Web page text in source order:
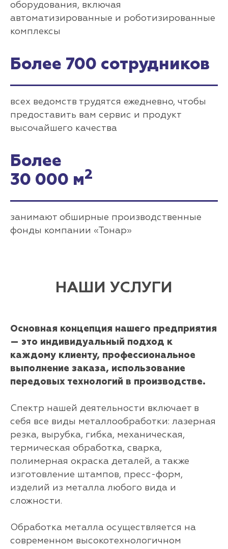
оборудования, включая
автоматизированные и роботизированные
комплексы
Более 700 сотрудников
всех ведомств трудятся ежедневно, чтобы
предоставить вам сервис и продукт
высочайшего качества
Более
30 000 м2
занимают обширные производственные
фонды компании «Тонар»
НАШИ УСЛУГИ
Основная концепция нашего предприятия
— это индивидуальный подход к
каждому клиенту, профессиональное
выполнение заказа, использование
передовых технологий в производстве.
Спектр нашей деятельности включает в
себя все виды металлообработки: лазерная
резка, вырубка, гибка, механическая,
термическая обработка, сварка,
полимерная окраска деталей, а также
изготовление штампов, пресс-форм,
изделий из металла любого вида и
сложности.
Обработка металла осуществляется на
современном высокотехнологичном